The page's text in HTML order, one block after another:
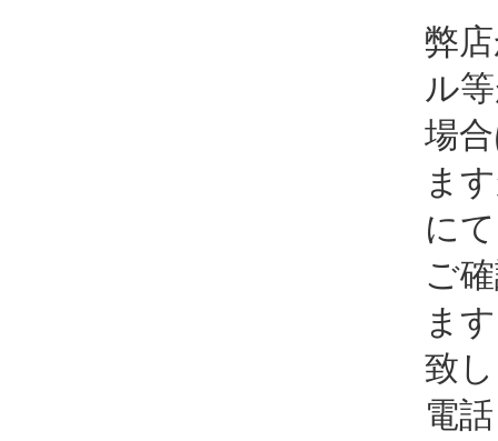
弊
ル
場
ま
に
ご
ま
致
電